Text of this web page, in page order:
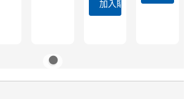
加入購物車